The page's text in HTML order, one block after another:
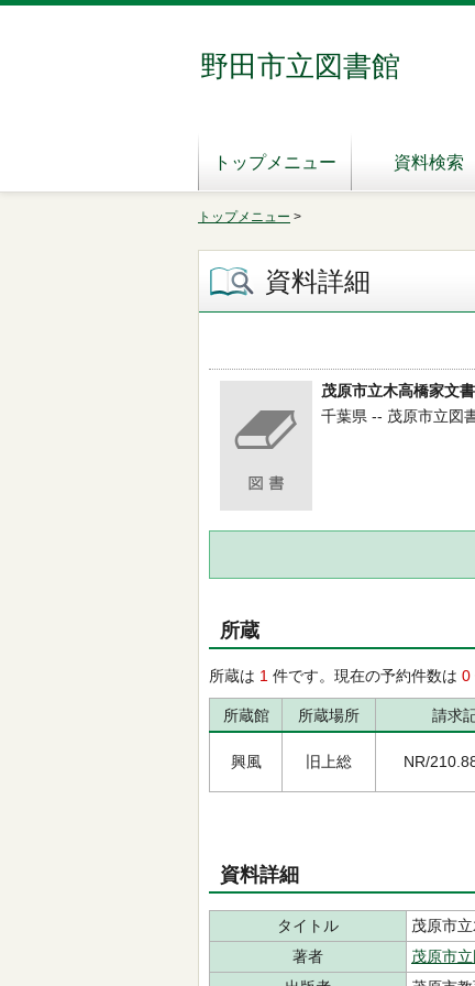
野田市立図書館
トップメニュー 資料検索
トップメニュー >
資料詳細
茂原市立木高橋家文
千葉県 -- 茂原市立図
所蔵
所蔵は 1 件です。現在の予約件数は 0
所蔵館 所蔵場所 請求
興風 旧上総 NR/
資料詳細
タイトル
茂原市
著者
茂原市